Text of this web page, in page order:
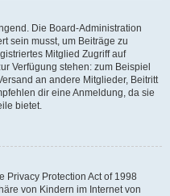
Die Board-Administration
sein musst, um Beiträge zu
Mitglied Zugriff auf
Verfügung stehen: zum Beispiel
an andere Mitglieder, Beitritt
dir eine Anmeldung, da sie
bietet.
Privacy Protection Act of 1998
von Kindern im Internet von